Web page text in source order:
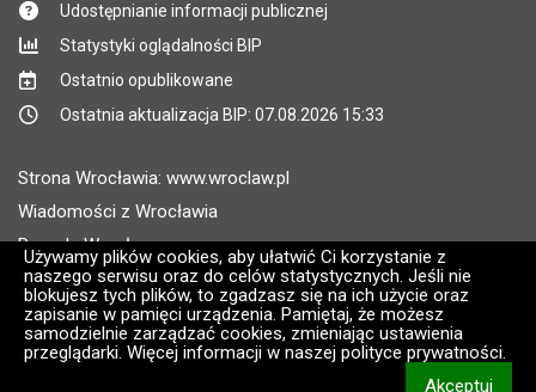
Używamy plików cookies, aby ułatwić Ci korzystanie z
naszego serwisu oraz do celów statystycznych. Jeśli nie
blokujesz tych plików, to zgadzasz się na ich użycie oraz
zapisanie w pamięci urządzenia. Pamiętaj, że możesz
samodzielnie zarządzać cookies, zmieniając ustawienia
przeglądarki. Więcej informacji w naszej polityce prywatności.
Akceptuj
Udostępnianie informacji publicznej
Statystyki oglądalności BIP
Ostatnio opublikowane
Ostatnia aktualizacja BIP: 07.08.2026 15:33
Strona Wrocławia: www.wroclaw.pl
Wiadomości z Wrocławia
Pogoda Wrocław
Rozkłady jazdy MPK Wrocław
Administratorem wroclaw.pl jest: ARAW
Wersja systemu: 2.8.30.09